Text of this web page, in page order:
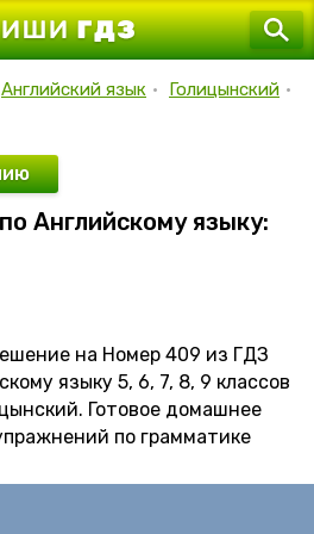
Английский язык • Голицынский •
Английскому языку:
на Номер 409 из ГДЗ
языку 5, 6, 7, 8, 9 классов
Готовое домашнее
по грамматике